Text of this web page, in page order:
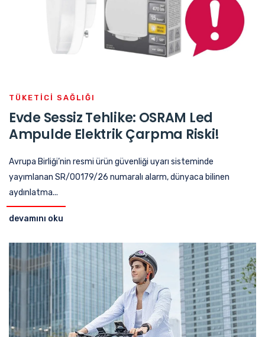
TÜKETICI SAĞLIĞI
Evde Sessiz Tehlike: OSRAM Led
Ampulde Elektrik Çarpma Riski!
Avrupa Birliği’nin resmi ürün güvenliği uyarı sisteminde
yayımlanan SR/00179/26 numaralı alarm, dünyaca bilinen
aydınlatma...
devamını oku